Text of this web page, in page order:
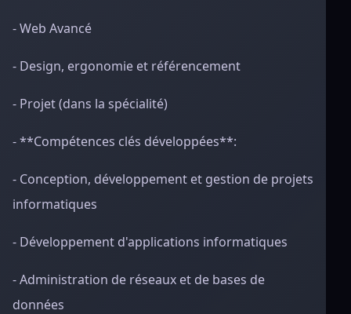
- Web Avancé
- Design, ergonomie et référencement
- Projet (dans la spécialité)
- **Compétences clés développées**:
- Conception, développement et gestion de projets
informatiques
- Développement d'applications informatiques
- Administration de réseaux et de bases de
données